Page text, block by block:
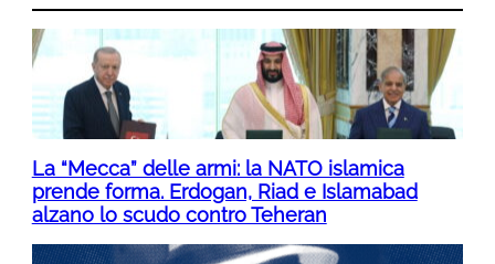
La “Mecca” delle armi: la NATO islamica
prende forma. Erdogan, Riad e Islamabad
alzano lo scudo contro Teheran